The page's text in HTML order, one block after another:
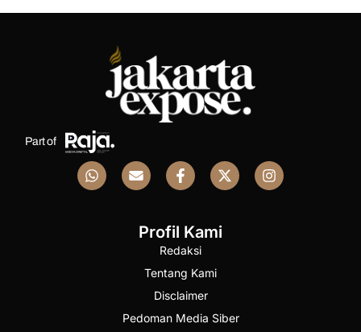
Part of
Profil Kami
Redaksi
Tentang Kami
Disclaimer
Pedoman Media Siber